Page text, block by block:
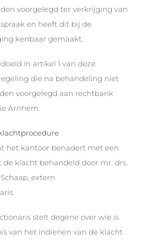
voorgelegd ter verkrijging van
en heeft dit bij de
kenbaar gemaakt.
in artikel 1 van deze
die na behandeling niet
voorgelegd aan rechtbank
Arnhem.
het kantoor benadert met een
klacht behandeld door mr. drs.
Schaap, extern
stelt degene over wie is
van het indienen van de klacht